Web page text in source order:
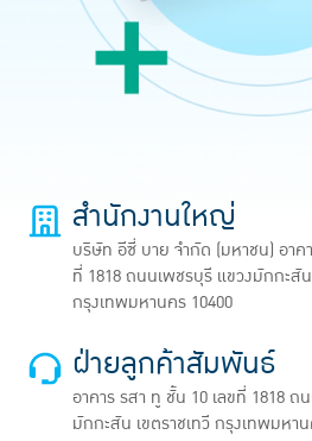
สำนักงานใหญ่
บริษัท อีซี่ บาย จำกัด (มหาชน) อาค
ที่ 1818 ถนนเพชรบุรี แขวงมักกะสัน
กรุงเทพมหานคร 10400
ฝ่ายลูกค้าสัมพันธ์
อาคาร รสา ทู ชั้น 10 เลขที่ 1818 ถ
มักกะสัน เขตราชเทวี กรุงเทพมหา